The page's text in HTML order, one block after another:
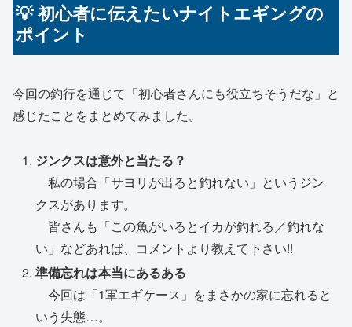
💡 初心者に伝えたいナイトエギングの
ポイント
今回の釣行を通じて「初心者さんにも役立ちそうだな」と
感じたことをまとめてみました。
ジンクスは意外と当たる？
私の場合「サヨリが出ると釣れない」というジン
クスがあります。
皆さんも「この魚がいるとイカが釣れる／釣れな
い」などあれば、コメントより教えて下さい!!
準備忘れは本当にあるある
今回は「1軍エギケース」をまさかの家に忘れると
いう失態…。